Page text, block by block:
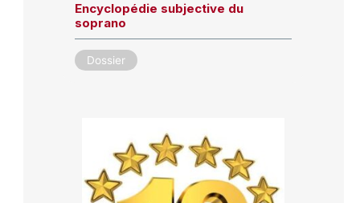
Encyclopédie subjective du
soprano
Dossier